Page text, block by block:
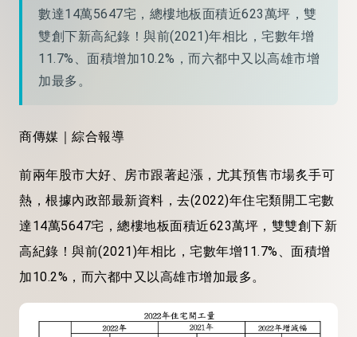
數達14萬5647宅，總樓地板面積近623萬坪，雙
雙創下新高紀錄！與前(2021)年相比，宅數年增
11.7%、面積增加10.2%，而六都中又以高雄市增
加最多。
商傳媒｜綜合報導
前兩年股市大好、房市跟著起漲，尤其預售市場炙手可
熱，根據內政部最新資料，去(2022)年住宅類開工宅數
達14萬5647宅，總樓地板面積近623萬坪，雙雙創下新
高紀錄！與前(2021)年相比，宅數年增11.7%、面積增
加10.2%，而六都中又以高雄市增加最多。